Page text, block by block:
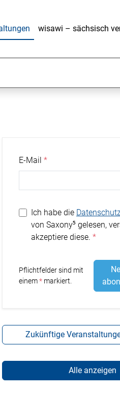
wisawi – sächsisch
E-Mail
Ich habe die
von Saxony⁵ gelesen,
akzeptiere diese.
Pflichtfelder sind mit
einem
Stern
markiert.
Zukünftige
Alle anzeigen